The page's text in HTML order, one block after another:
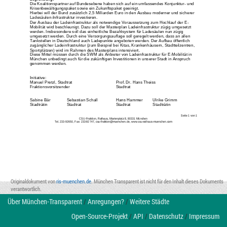
Seite 1 von 1
CSU -Fraktion, Rathaus, Marienplatz 8, 80331 München
Tel . 233 -92650, Fax: 233-92747, csu -fraktion@muenchen.de, www.csu- rathaus- muenchen.com
Die Koalitionspartner auf Bundesebene haben sich auf ein umfassendes Konjunktur- und
Krisenbewältigungspaket sowie ein Zukunftspaket geeinigt.
Hierbei will der Bund zusätzlich 2,5 Milliarden Euro in den Ausbau moderner und sicherer
Ladesäulen-Infrastruktur investieren.
Der Ausbau der Ladeinfrastruktur als notwendige Voraussetzung zum Hochlauf der E
Mobilität wird beschleunigt. Dazu soll der Masterplan Ladeinfrastruktur zügig umgesetzt
werden. Insbesondere soll das einheitliche Bezahlsystem für Ladesäulen nun zügig
umgesetzt werden. Durch eine Versorgungsauflage soll geregelt werden, dass an allen
Tankstellen in Deutschland auch Ladepunkte angeboten werden. Der Aufbau öffentlich
zugänglicher Ladeinfrastruktur (zum Beispiel bei Kitas, Krankenhäusern, Stadtteilzentren,
Sportplätzen) wird im Rahmen des Masterplans intensiviert.
Diese Mittel müssen durch die SWM als Anbieter von L adeinfrastruktur für E-Mobilität in
München unbedingt auch für die zukünftigen Investitionen in unserer Stadt in Anspruch
genommen werden.
Initiative:
Manuel Pretzl Stadtrat
Prof. Dr. Hans Theiss
Fraktionsvorsitzender Stadtrat
Sabine Bär Sebastian Schall Hans Hammer Ulrike Grimm
Stadträtin Stadtrat Stadtrat Stadträtin
Originaldokument vonris-muenchen.de. München Transparent ist nicht für den Inhalt dieses Dokuments
verantwortlich.
Über München-Transparent/Anregungen?/Weitere Städte
Open-Source-Projekt/API / Datenschutz/ Impressum